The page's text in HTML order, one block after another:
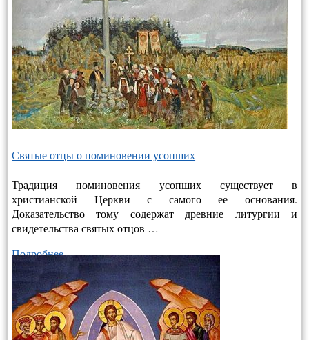
Святые отцы о поминовении усопших
Традиция поминовения усопших существует в
христианской Церкви с самого ее основания.
Доказательство тому содержат древние литургии и
свидетельства святых отцов …
Подробнее…